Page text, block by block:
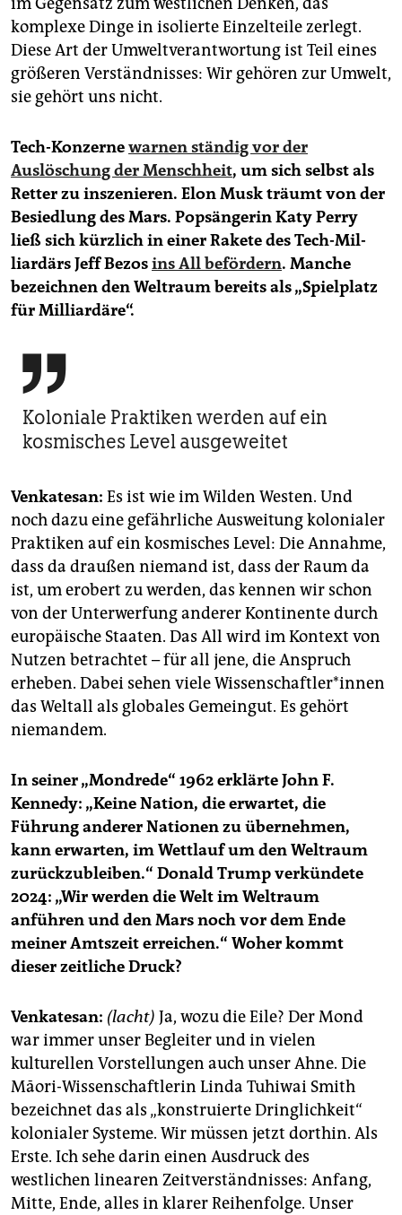
komplexe Dinge in isolierte Einzelteile zerlegt.
Diese Art der Umweltverantwortung ist Teil eines
größeren Verständnisses: Wir gehören zur Umwelt,
sie gehört uns nicht.
Tech-Konzernewarnen ständig vor der
Auslöschung der Menschheit, um sich selbst als
Retter zu inszenieren. Elon Musk träumt von der
Besiedlung des Mars. Popsängerin Katy Perry
ließ sich kürzlich in einer Rakete des Tech-Mil­
liardärs Jeff Bezosins All befördern. Manche
bezeichnen den Weltraum bereits als „Spielplatz
für Milliardäre“.

Koloniale Praktiken werden auf ein
kosmisches Level ausgeweitet
Venkatesan: Es ist wie im Wilden Westen. Und
noch dazu eine gefährliche Ausweitung kolonialer
Praktiken auf ein kosmisches Level: Die Annahme,
dass da draußen niemand ist, dass der Raum da
ist, um erobert zu werden, das kennen wir schon
von der Unterwerfung anderer Kontinente durch
europäische Staaten. Das All wird im Kontext von
Nutzen betrachtet – für all jene, die Anspruch
erheben. Dabei sehen viele Wis­sen­schaft­le­r*in­nen
das Weltall als globales Gemeingut. Es gehört
niemandem.
In seiner „Mondrede“ 1962 erklärte John F.
Kennedy: „Keine Nation, die erwartet, die
Führung anderer Nationen zu übernehmen,
kann erwarten, im Wettlauf um den Weltraum
zurückzubleiben.“ Donald Trump verkündete
2024: „Wir werden die Welt im Weltraum
anführen und den Mars noch vor dem Ende
meiner Amtszeit erreichen.“ Woher kommt
dieser zeitliche Druck?
Venkatesan: (lacht) Ja, wozu die Eile? Der Mond
war immer unser Begleiter und in vielen
kulturellen Vorstellungen auch unser Ahne. Die
Māori-Wissenschaftlerin Linda Tuhiwai Smith
bezeichnet das als „konstruierte Dringlichkeit“
kolonialer Systeme. Wir müssen jetzt dorthin. Als
Erste. Ich sehe darin einen Ausdruck des
westlichen linearen Zeitverständnisses: Anfang,
Mitte, Ende, alles in klarer Reihenfolge. Unser